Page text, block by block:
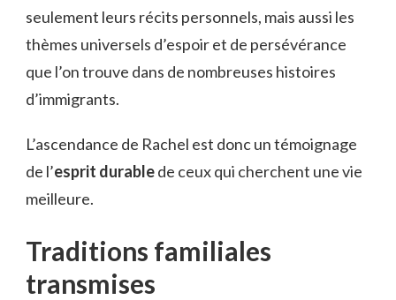
seulement leurs récits personnels, mais aussi les
thèmes universels d’espoir et de persévérance
que l’on trouve dans de nombreuses histoires
d’immigrants.
L’ascendance de Rachel est donc un témoignage
de l’esprit durablede ceux qui cherchent une vie
meilleure.
Traditions familiales
transmises